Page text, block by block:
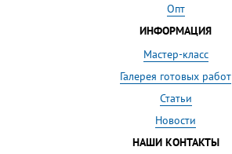
Опт
ИНФОРМАЦИЯ
Мастер-класс
Галерея готовых работ
Статьи
Новости
НАШИ КОНТАКТЫ